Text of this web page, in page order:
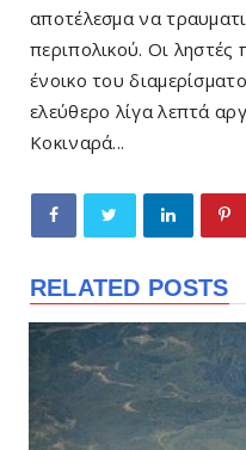
αποτέλεσμα να
περιπολικού. Οι ληστές
ένοικο του
ελεύθερο λίγα λεπτά
Κοκιναρά...
RELATED POSTS